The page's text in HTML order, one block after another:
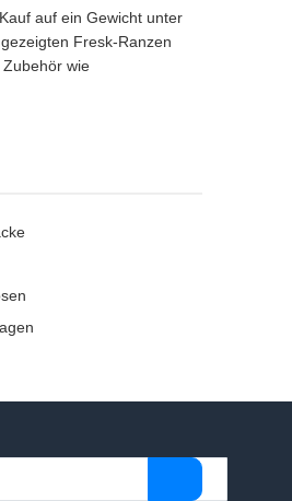
auf ein Gewicht unter
Fresk-Ranzen
wie